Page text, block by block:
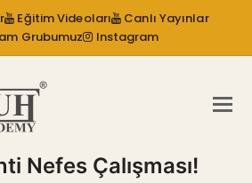
Eğitim Videoları
Canlı Yayınlar
Grubumuz
Instagram
Nefes Çalışması!